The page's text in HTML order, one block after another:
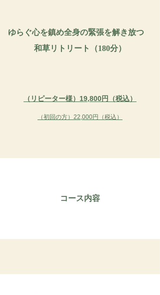
ゆらぐ心を鎮め全身の緊張を解き放つ
和草リトリート（180分）
（リピーター様）​19,800円（税込）
（初回の方）​22,000円（税込）
コース内容